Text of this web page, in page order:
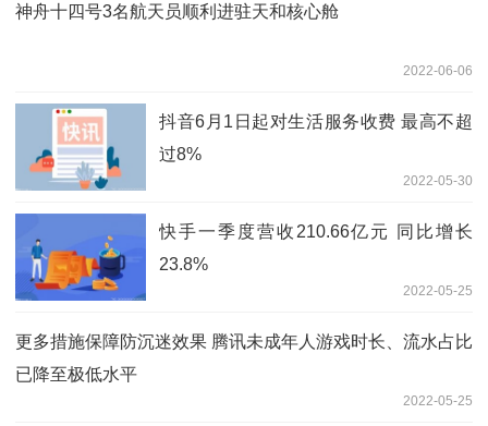
神舟十四号3名航天员顺利进驻天和核心舱
2022-06-06
抖音6月1日起对生活服务收费 最高不超
过8%
2022-05-30
快手一季度营收210.66亿元 同比增长
23.8%
2022-05-25
更多措施保障防沉迷效果 腾讯未成年人游戏时长、流水占比
已降至极低水平
2022-05-25